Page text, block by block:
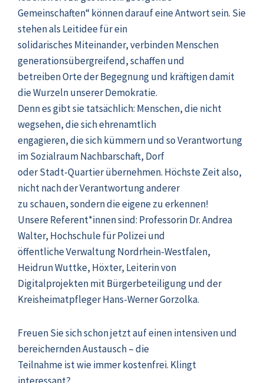
Gemeinschaften“ können darauf eine Antwort sein. Sie
stehen als Leitidee für ein
solidarisches Miteinander, verbinden Menschen
generationsübergreifend, schaffen und
betreiben Orte der Begegnung und kräftigen damit
die Wurzeln unserer Demokratie.
Denn es gibt sie tatsächlich: Menschen, die nicht
wegsehen, die sich ehrenamtlich
engagieren, die sich kümmern und so Verantwortung
im Sozialraum Nachbarschaft, Dorf
oder Stadt-Quartier übernehmen. Höchste Zeit also,
nicht nach der Verantwortung anderer
zu schauen, sondern die eigene zu erkennen!
Unsere Referent*innen sind: Professorin Dr. Andrea
Walter, Hochschule für Polizei und
öffentliche Verwaltung Nordrhein-Westfalen,
Heidrun Wuttke, Höxter, Leiterin von
Digitalprojekten mit Bürgerbeteiligung und der
Kreisheimatpfleger Hans-Werner Gorzolka.
Freuen Sie sich schon jetzt auf einen intensiven und
bereichernden Austausch – die
Teilnahme ist wie immer kostenfrei. Klingt
interessant?